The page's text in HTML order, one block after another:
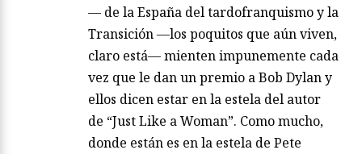
— de la España del tardofranquismo y la
Transición —los poquitos que aún viven,
claro está— mienten impunemente cada
vez que le dan un premio a Bob Dylan y
ellos dicen estar en la estela del autor
de “Just Like a Woman”. Como mucho,
donde están es en la estela de Pete